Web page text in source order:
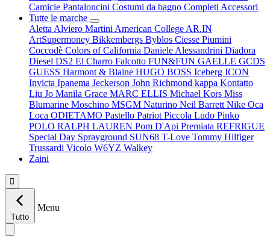
Camicie Pantaloncini Costumi da bagno Completi Accessori
Tutte le marche
Aletta Alviero Martini American College AR.IN
ArtSupermoney Bikkembergs Byblos Ciesse Piumini
Coccodè Colors of California Daniele Alessandrini Diadora
Diesel DS2 El Charro Falcotto FUN&FUN GAELLE GCDS
GUESS Harmont & Blaine HUGO BOSS Iceberg ICON
Invicta Ipanema Jeckerson John Richmond kappa Kontatto
Liu Jo Manila Grace MARC ELLIS Michael Kors Miss
Blumarine Moschino MSGM Naturino Neil Barrett Nike Oca
Loca ODIETAMO Pastello Patriot Piccola Ludo Pinko
POLO RALPH LAUREN Pom D'Api Premiata REFRIGUE
Special Day Sprayground SUN68 T-Love Tommy Hilfiger
Trussardi Vicolo W6YZ Walkey
Zaini

Tutto
Menu